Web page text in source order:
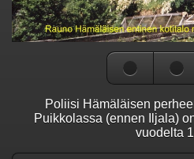
Poliisi Hämäläisen
Puikkolassa (ennen Iljala)
vuodelta